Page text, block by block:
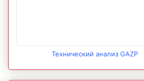
Технический анализ GAZP